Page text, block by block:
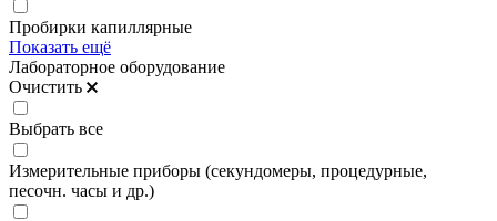
Пробирки капиллярные
Показать ещё
Лабораторное оборудование
Очистить
Выбрать все
Измерительные приборы (секундомеры, процедурные,
песочн. часы и др.)